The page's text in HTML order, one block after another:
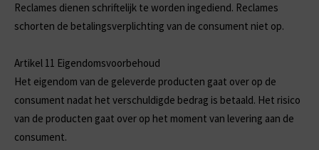
Reclames dienen schriftelijk te worden ingediend. Reclames
schorten de betalingsverplichting van de consument niet op.
Artikel 11 Eigendomsvoorbehoud
Het eigendom van de geleverde producten gaat over op de
consument nadat het verschuldigde bedrag is betaald. Het risico
van de producten gaat over op het moment van levering aan de
consument.